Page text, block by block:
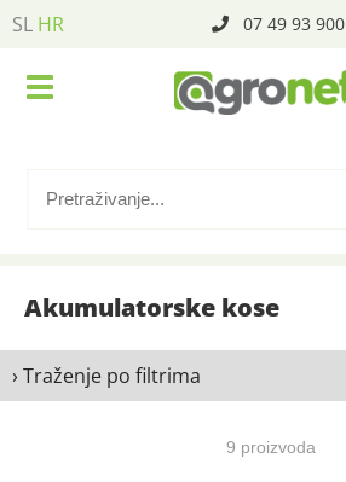
SL HR 07 49 93 900
Akumulatorske kose
› Traženje po filtrima
9 proizvoda